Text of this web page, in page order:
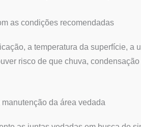
as condições recomendadas
a temperatura da superfície, a
risco de que chuva,
manutenção da área vedada